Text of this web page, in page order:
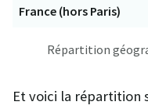
France (hors Paris)
Répartition
Et voici la répartition